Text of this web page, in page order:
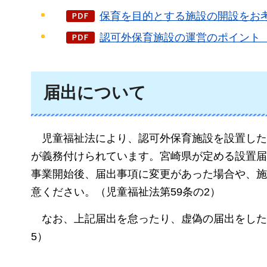
保育を目的とする施設の開設をお
認可外保育施設の運営のポイント
届出について
児童福祉法により、認可外保育施設を設置し
が義務付けられています。宮崎県が定める設置
事業開始後、届出事項に変更があった場合や、
意ください。（児童福祉法第59条の2）
なお、上記届出を怠ったり、虚偽の届出をし
5）